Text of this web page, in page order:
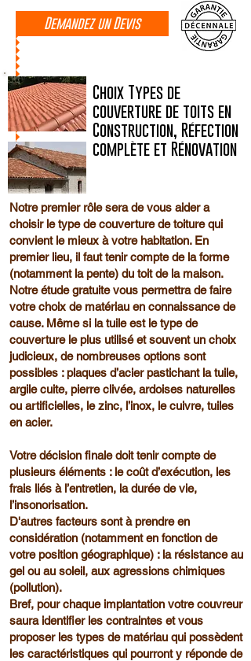
Demandez un Devis
Choix Types de
couverture de toits en
Construction, Réfection
complète et Rénovation
Notre premier rôle sera de vous aider a
choisir le type de couverture de toiture qui
convient le mieux à votre habitation. En
premier lieu, il faut tenir compte de la forme
(notamment la pente) du toit de la maison.
Notre étude gratuite vous permettra de faire
votre choix de matériau en connaissance de
cause. Même si la tuile est le type de
couverture le plus utilisé et souvent un choix
judicieux, de nombreuses options sont
possibles : plaques d’acier pastichant la tuile,
argile cuite, pierre clivée, ardoises naturelles
ou artificielles, le zinc, l’inox, le cuivre, tuiles
en acier.
Votre décision finale doit tenir compte de
plusieurs éléments : le coût d’exécution, les
frais liés à l’entretien, la durée de vie,
l’insonorisation.
D'autres facteurs sont à prendre en
considération (notamment en fonction de
votre position géographique) : la résistance au
gel ou au soleil, aux agressions chimiques
(pollution).
Bref, pour chaque implantation votre couvreur
saura identifier les contraintes et vous
proposer les types de matériau qui possèdent
les caractéristiques qui pourront y réponde de